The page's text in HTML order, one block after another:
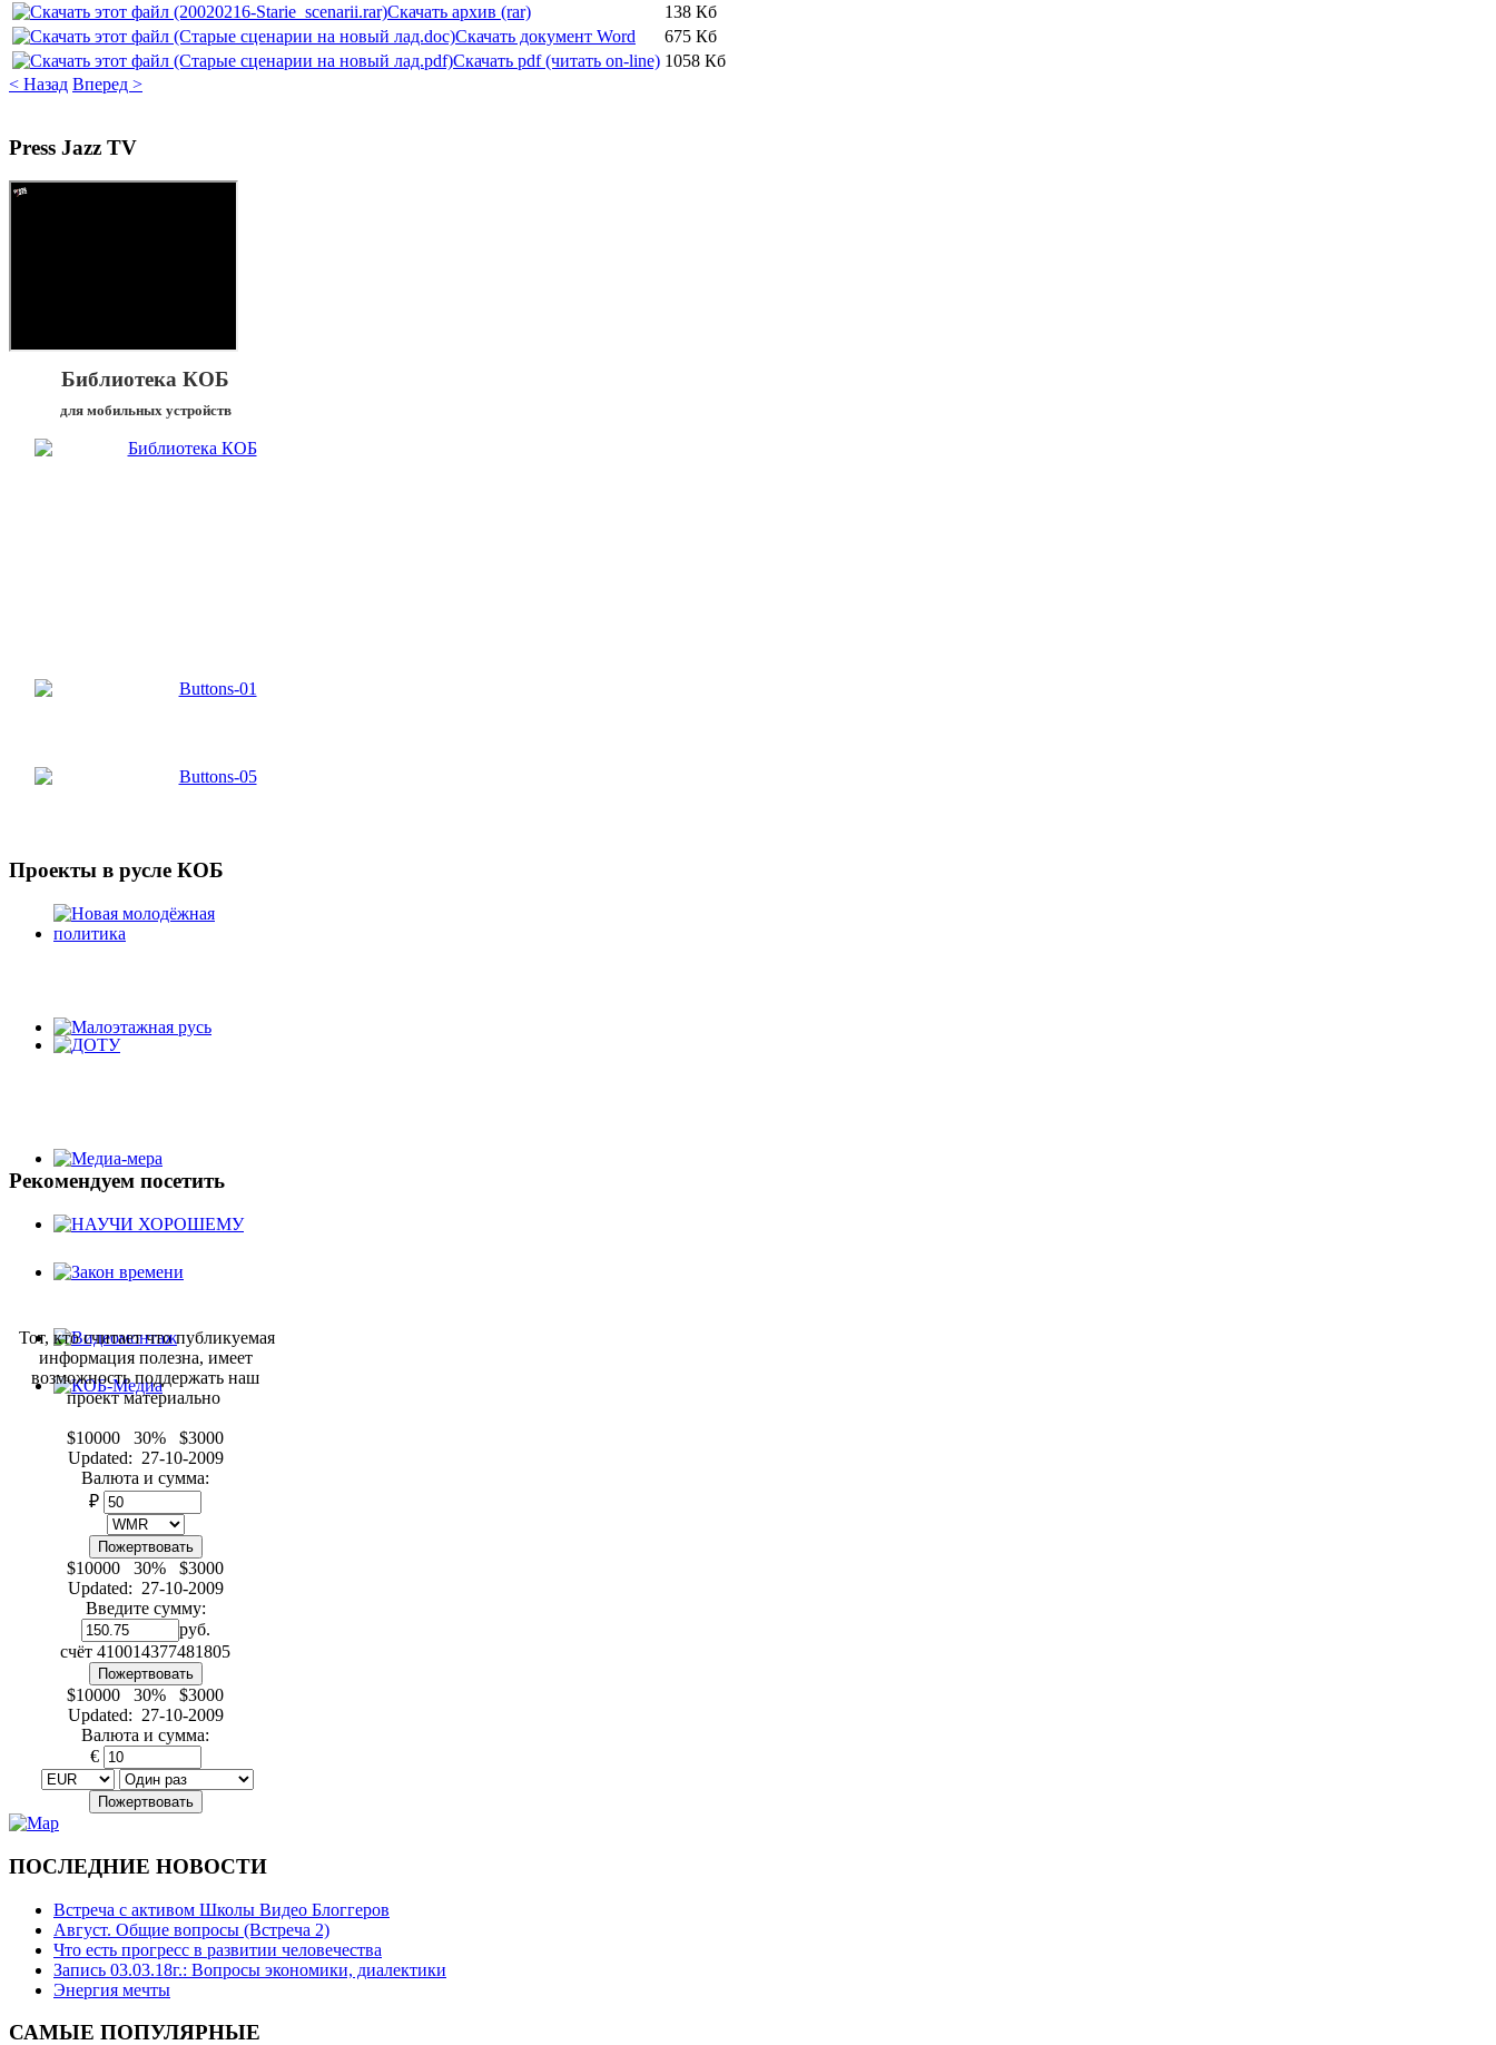
Скачать архив (rar)
138 Кб
Скачать документ Word
675 Кб
Скачать pdf (читать on-line) 1058 Кб
< Назад Вперед >
Press Jazz TV
Библиотека КОБ
для мобильных устройств
Проекты в русле КОБ
Рекомендуем посетить
Тот, кто считает что публикуемая
информация полезна, имеет
возможность поддержать наш
проект материально
$10000 30% $3000
Updated: 27-10-2009
Валюта и сумма:
₽
$10000 30% $3000
Updated: 27-10-2009
Введите сумму:
руб.
счёт 410014377481805
$10000 30% $3000
Updated: 27-10-2009
Валюта и сумма:
€
ПОСЛЕДНИЕ НОВОСТИ
Встреча с активом Школы Видео Блоггеров
Август. Общие вопросы (Встреча 2)
Что есть прогресс в развитии человечества
Запись 03.03.18г.: Вопросы экономики, диалектики
Энергия мечты
САМЫЕ ПОПУЛЯРНЫЕ